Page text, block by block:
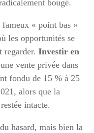
bougé.
« point bas »
les opportunités se
regarder.Investir en
vente privée dans
fondu de 15 % à 25
alors que la
intacte.
hasard, mais bien la